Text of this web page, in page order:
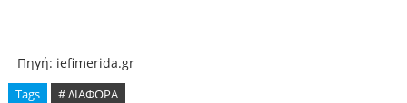
Πηγή: iefimerida.gr
Tags # ΔΙΑΦΟΡΑ